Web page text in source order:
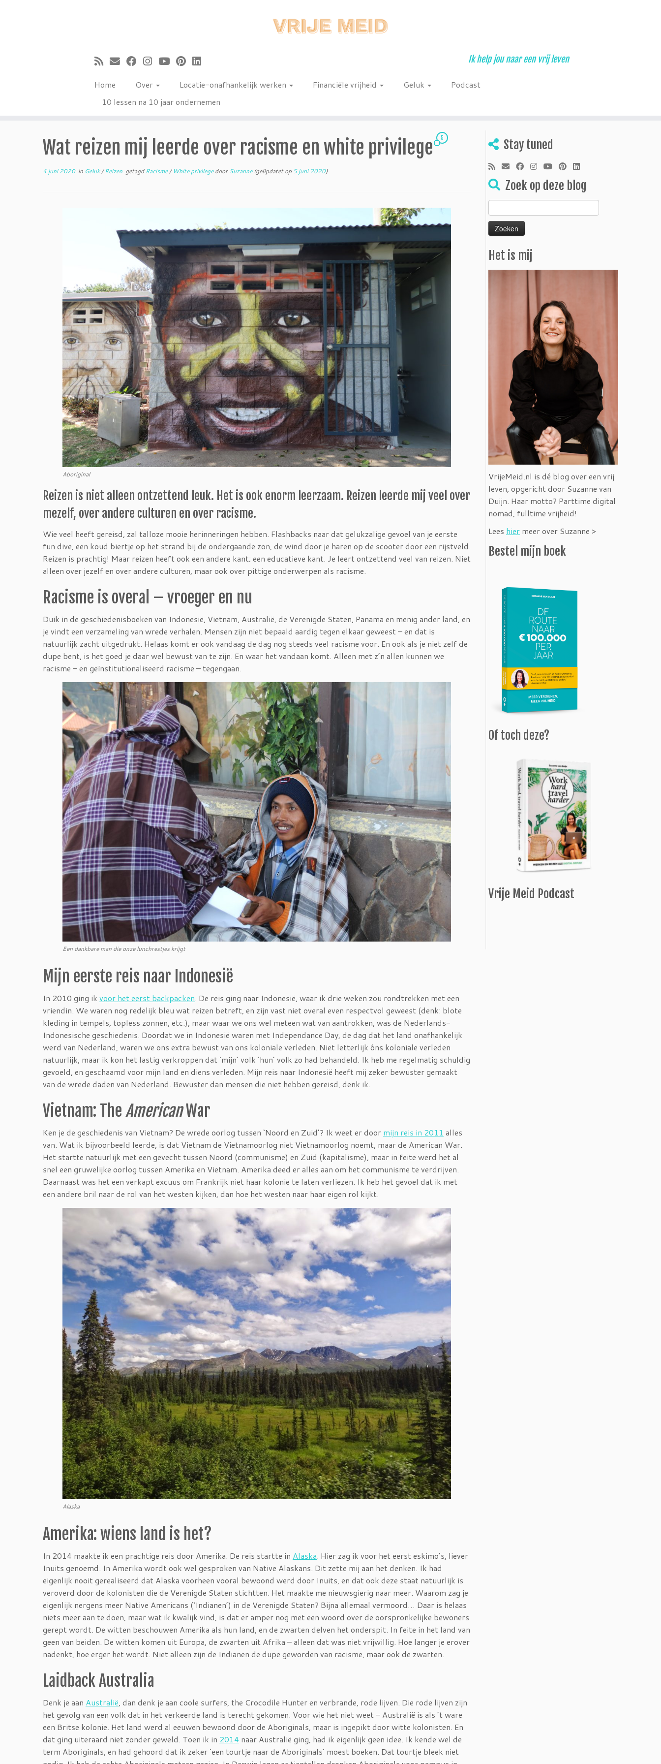
Ik help jou naar een vrij leven
Home Over Locatie-onafhankelijk werken Financiële vrijheid Geluk
Podcast
10 lessen na 10 jaar ondernemen
Wat reizen mij leerde over racisme en white privilege 5
4 juni 2020in Geluk/Reizen getagdRacisme/ White privilegedoorSuzanne(geüpdatet op 5 juni 2020)
Aboriginal
Reizen is niet alleen ontzettend leuk. Het is ook enorm leerzaam. Reizen leerde mij veel over
mezelf, over andere culturen en over racisme.
Wie veel heeft gereisd, zal talloze mooie herinneringen hebben. Flashbacks naar dat gelukzalige gevoel van je eerste
fun dive, een koud biertje op het strand bij de ondergaande zon, de wind door je haren op de scooter door een rijstveld.
Reizen is prachtig! Maar reizen heeft ook een andere kant; een educatieve kant. Je leert ontzettend veel van reizen. Niet
alleen over jezelf en over andere culturen, maar ook over pittige onderwerpen als racisme.
Racisme is overal – vroeger en nu
Duik in de geschiedenisboeken van Indonesië, Vietnam, Australië, de Verenigde Staten, Panama en menig ander land, en
je vindt een verzameling van wrede verhalen. Mensen zijn niet bepaald aardig tegen elkaar geweest – en dat is
natuurlijk zacht uitgedrukt. Helaas komt er ook vandaag de dag nog steeds veel racisme voor. En ook als je niet zelf de
dupe bent, is het goed je daar wel bewust van te zijn. En waar het vandaan komt. Alleen met z’n allen kunnen we
racisme – en geïnstitutionaliseerd racisme – tegengaan.
Een dankbare man die onze lunchrestjes krijgt
Mijn eerste reis naar Indonesië
In 2010 ging ik voor het eerst backpacken. De reis ging naar Indonesië, waar ik drie weken zou rondtrekken met een
vriendin. We waren nog redelijk bleu wat reizen betreft, en zijn vast niet overal even respectvol geweest (denk: blote
kleding in tempels, topless zonnen, etc.), maar waar we ons wel meteen wat van aantrokken, was de Nederlands-
Indonesische geschiedenis. Doordat we in Indonesië waren met Independance Day, de dag dat het land onafhankelijk
werd van Nederland, waren we ons extra bewust van ons koloniale verleden. Niet letterlijk óns koloniale verleden
natuurlijk, maar ik kon het lastig verkroppen dat ‘mijn’ volk ‘hun’ volk zo had behandeld. Ik heb me regelmatig schuldig
gevoeld, en geschaamd voor mijn land en diens verleden. Mijn reis naar Indonesië heeft mij zeker bewuster gemaakt
van de wrede daden van Nederland. Bewuster dan mensen die niet hebben gereisd, denk ik.
Vietnam: The AmericanWar
Ken je de geschiedenis van Vietnam? De wrede oorlog tussen ‘Noord en Zuid’? Ik weet er door mijn reis in 2011 alles
van. Wat ik bijvoorbeeld leerde, is dat Vietnam de Vietnamoorlog niet Vietnamoorlog noemt, maar de American War.
Het startte natuurlijk met een gevecht tussen Noord (communisme) en Zuid (kapitalisme), maar in feite werd het al
snel een gruwelijke oorlog tussen Amerika en Vietnam. Amerika deed er alles aan om het communisme te verdrijven.
Daarnaast was het een verkapt excuus om Frankrijk niet haar kolonie te laten verliezen. Ik heb het gevoel dat ik met
een andere bril naar de rol van het westen kijken, dan hoe het westen naar haar eigen rol kijkt.
Alaska
Amerika: wiens land is het?
In 2014 maakte ik een prachtige reis door Amerika. De reis startte in Alaska. Hier zag ik voor het eerst eskimo’s, liever
Inuits genoemd. In Amerika wordt ook wel gesproken van Native Alaskans. Dit zette mij aan het denken. Ik had
eigenlijk nooit gerealiseerd dat Alaska voorheen vooral bewoond werd door Inuits, en dat ook deze staat natuurlijk is
veroverd door de kolonisten die de Verenigde Staten stichtten. Het maakte me nieuwsgierig naar meer. Waarom zag je
eigenlijk nergens meer Native Americans (‘Indianen’) in de Verenigde Staten? Bijna allemaal vermoord… Daar is helaas
niets meer aan te doen, maar wat ik kwalijk vind, is dat er amper nog met een woord over de oorspronkelijke bewoners
gerept wordt. De witten beschouwen Amerika als hun land, en de zwarten delven het onderspit. In feite in het land van
geen van beiden. De witten komen uit Europa, de zwarten uit Afrika – alleen dat was niet vrijwillig. Hoe langer je erover
nadenkt, hoe erger het wordt. Niet alleen zijn de Indianen de dupe geworden van racisme, maar ook de zwarten.
Laidback Australia
Denk je aan Australië, dan denk je aan coole surfers, the Crocodile Hunter en verbrande, rode lijven. Die rode lijven zijn
het gevolg van een volk dat in het verkeerde land is terecht gekomen. Voor wie het niet weet – Australië is als ’t ware
een Britse kolonie. Het land werd al eeuwen bewoond door de Aboriginals, maar is ingepikt door witte kolonisten. En
dat ging uiteraard niet zonder geweld. Toen ik in 2014 naar Australië ging, had ik eigenlijk geen idee. Ik kende wel de
term Aboriginals, en had gehoord dat ik zeker ‘een tourtje naar de Aboriginals’ moest boeken. Dat tourtje bleek niet
Stay tuned
Zoek op deze blog
Zoeken
naar:
Het is mij
VrijeMeid.nl is dé blog over een vrij
leven, opgericht door Suzanne van
Duijn. Haar motto? Parttime digital
nomad, fulltime vrijheid!
Lees hier meer over Suzanne >
Bestel mijn boek
Of toch deze?
Vrije Meid Podcast